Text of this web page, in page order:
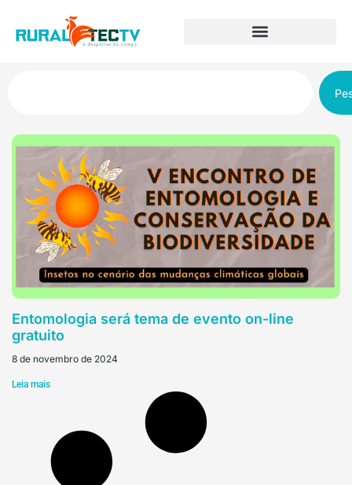
Entomologia será tema de evento on-line
gratuito
8 de novembro de 2024
Leia mais